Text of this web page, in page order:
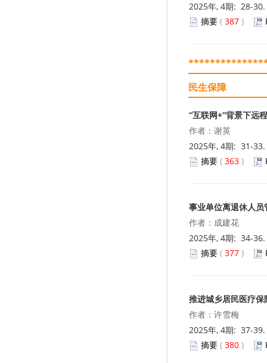
2025年, 4期: 28-30.
摘要 ( 387 )
民生保障
“互联网+”背景下远
作者：谢英
2025年, 4期: 31-33.
摘要 ( 363 )
事业单位离退休人
作者：成建花
2025年, 4期: 34-36.
摘要 ( 377 )
推进城乡居民医疗
作者：许雪梅
2025年, 4期: 37-39.
摘要 ( 380 )